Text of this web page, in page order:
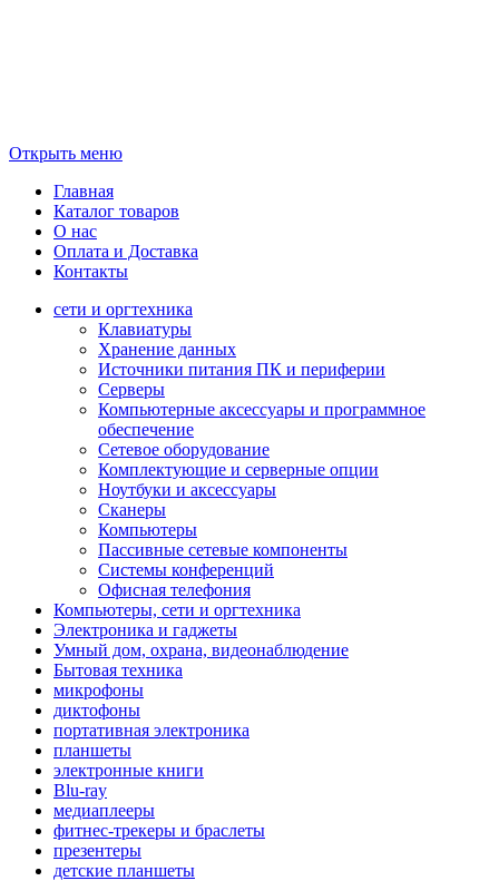
Открыть меню
Главная
Каталог товаров
О нас
Оплата и Доставка
Контакты
сети и оргтехника
Клавиатуры
Хранение данных
Источники питания ПК и периферии
Серверы
Компьютерные аксессуары и программное
обеспечение
Сетевое оборудование
Комплектующие и серверные опции
Ноутбуки и аксессуары
Сканеры
Компьютеры
Пассивные сетевые компоненты
Системы конференций
Офисная телефония
Компьютеры, сети и оргтехника
Электроника и гаджеты
Умный дом, охрана, видеонаблюдение
Бытовая техника
микрофоны
диктофоны
портативная электроника
планшеты
электронные книги
Blu-ray
медиаплееры
фитнес-трекеры и браслеты
презентеры
детские планшеты